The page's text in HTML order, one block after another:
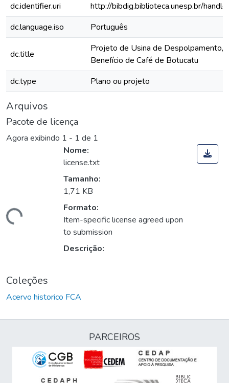
dc.identifier.uri
http://bibdig.biblioteca.unesp.br/
dc.language.iso
Português
dc.title
Projeto de Usina de Despolpamento,
Benefício de Café de Botucatu
dc.type
Plano ou projeto
Arquivos
Pacote de licença
Agora exibindo 1 - 1 de 1
Nome:
license.txt
Tamanho:
1,71 KB
Formato:
Item-specific license agreed upon
to submission
Descrição:
Coleções
Acervo historico FCA
PARCEIROS